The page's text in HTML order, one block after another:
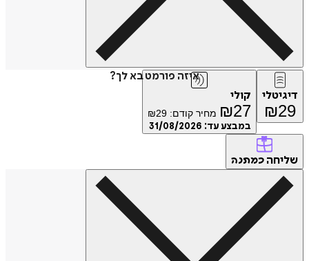
איזה פורמט בא לך?
₪
קולי
₪ 27 מחיר קודם: ₪29
במבצע עד:31/08/2026
כמתנה